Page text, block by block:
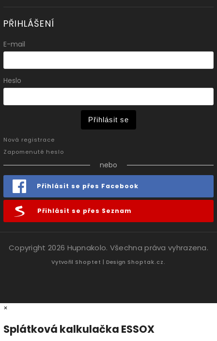
PŘIHLÁŠENÍ
E-mail
Heslo
Přihlásit se
Nová registrace
Zapomenuté heslo
nebo
Přihlásit se přes Facebook
Přihlásit se přes Seznam
Copyright 2026 Hupnakolo. Všechna práva vyhrazena.
Vytvořil Shoptet | Design Shoptak.cz.
×
Splátková kalkulačka ESSOX